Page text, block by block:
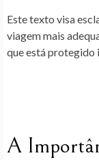
Este texto visa
viagem mais
que está protegido
A